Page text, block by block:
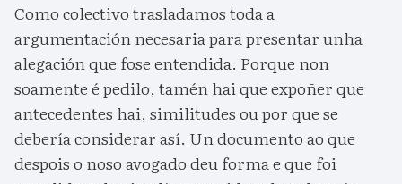
Como colectivo trasladamos toda a
argumentación necesaria para presentar unha
alegación que fose entendida. Porque non
soamente é pedilo, tamén hai que expoñer que
antecedentes hai, similitudes ou por que se
debería considerar así. Un documento ao que
despois o noso avogado deu forma e que foi